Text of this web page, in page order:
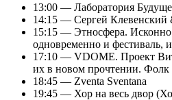
13:00 — Лаборатория
14:15 — Сергей Клевенский
15:15 — Этносфера. Исконно
одновременно и фестиваль,
17:10 — VDOME. Проект
их в новом прочтении. Фолк
18:45 — Zventa Sventana
19:45 — Хор на весь двор